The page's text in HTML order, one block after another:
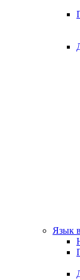
Язык